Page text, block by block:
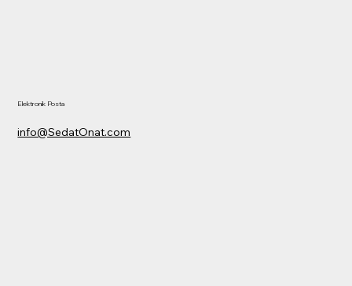
info@SedatOnat.com
Elektronik Posta